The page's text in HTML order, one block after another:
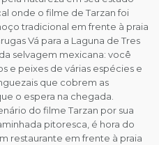
onde o filme de Tarzan foi
tradicional em frente à praia
Vá para a Laguna de Tres
selvagem mexicana: você
e peixes de várias espécies e
que cobrem as
o espera na chegada.
do filme Tarzan por sua
pitoresca, é hora do
restaurante em frente à praia